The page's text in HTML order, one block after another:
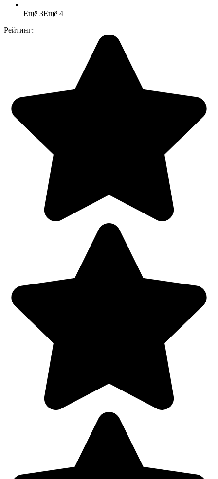
Ещё 3Ещё 4
Рейтинг: